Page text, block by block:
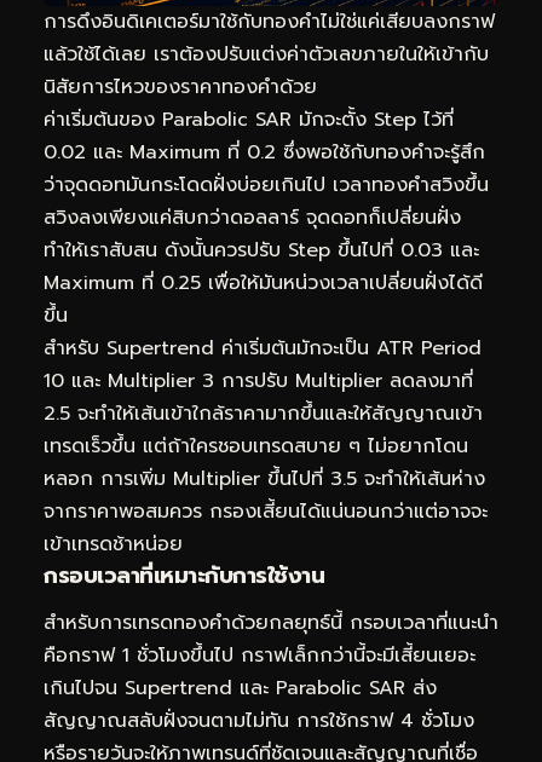
การดึงอินดิเคเตอร์มาใช้กับทองคำไม่ใช่แค่เสียบลงกราฟ
แล้วใช้ได้เลย เราต้องปรับแต่งค่าตัวเลขภายในให้เข้ากับ
นิสัยการไหวของราคาทองคำด้วย
ค่าเริ่มต้นของ Parabolic SAR มักจะตั้ง Step ไว้ที่
0.02 และ Maximum ที่ 0.2 ซึ่งพอใช้กับทองคำจะรู้สึก
ว่าจุดดอทมันกระโดดฝั่งบ่อยเกินไป เวลาทองคำสวิงขึ้น
สวิงลงเพียงแค่สิบกว่าดอลลาร์ จุดดอทก็เปลี่ยนฝั่ง
ทำให้เราสับสน ดังนั้นควรปรับ Step ขึ้นไปที่ 0.03 และ
Maximum ที่ 0.25 เพื่อให้มันหน่วงเวลาเปลี่ยนฝั่งได้ดี
ขึ้น
สำหรับ Supertrend ค่าเริ่มต้นมักจะเป็น ATR Period
10 และ Multiplier 3 การปรับ Multiplier ลดลงมาที่
2.5 จะทำให้เส้นเข้าใกล้ราคามากขึ้นและให้สัญญาณเข้า
เทรดเร็วขึ้น แต่ถ้าใครชอบเทรดสบาย ๆ ไม่อยากโดน
หลอก การเพิ่ม Multiplier ขึ้นไปที่ 3.5 จะทำให้เส้นห่าง
จากราคาพอสมควร กรองเสี้ยนได้แน่นอนกว่าแต่อาจจะ
เข้าเทรดช้าหน่อย
กรอบเวลาที่เหมาะกับการใช้งาน
สำหรับการเทรดทองคำด้วยกลยุทธ์นี้ กรอบเวลาที่แนะนำ
คือกราฟ 1 ชั่วโมงขึ้นไป กราฟเล็กกว่านี้จะมีเสี้ยนเยอะ
เกินไปจน Supertrend และ Parabolic SAR ส่ง
สัญญาณสลับฝั่งจนตามไม่ทัน การใช้กราฟ 4 ชั่วโมง
หรือรายวันจะให้ภาพเทรนด์ที่ชัดเจนและสัญญาณที่เชื่อ